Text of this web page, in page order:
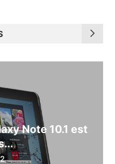
Note 10.1 est